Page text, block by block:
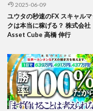
2025-06-09
ユウタの秒速のFX スキャル
クは本当に稼げる？ 株式会社
Asset Cube 高橋 伸行